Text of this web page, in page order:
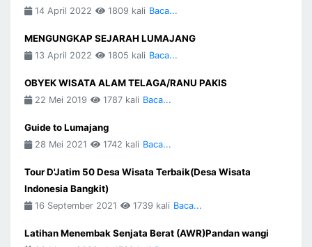
14 April 2022 1809 kali Baca...
MENGUNGKAP SEJARAH LUMAJANG
13 April 2022 1805 kali Baca...
OBYEK WISATA ALAM TELAGA/RANU PAKIS
22 Mei 2019 1787 kali Baca...
Guide to Lumajang
28 Mei 2021 1742 kali Baca...
Tour D'Jatim 50 Desa Wisata Terbaik(Desa Wisata
Indonesia Bangkit)
16 September 2021 1739 kali Baca...
Latihan Menembak Senjata Berat (AWR)Pandan wangi